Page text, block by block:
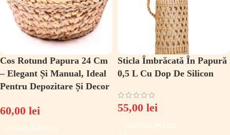
Cos Rotund Papura 24 Cm
– Elegant Și Manual, Ideal
Pentru Depozitare Și Decor
60,00 lei
ADAUGĂ ÎN COȘ
Sticla Îmbrăcată În Papură
0,5 L Cu Dop De Silicon
55,00 lei
ADAUGĂ ÎN COȘ